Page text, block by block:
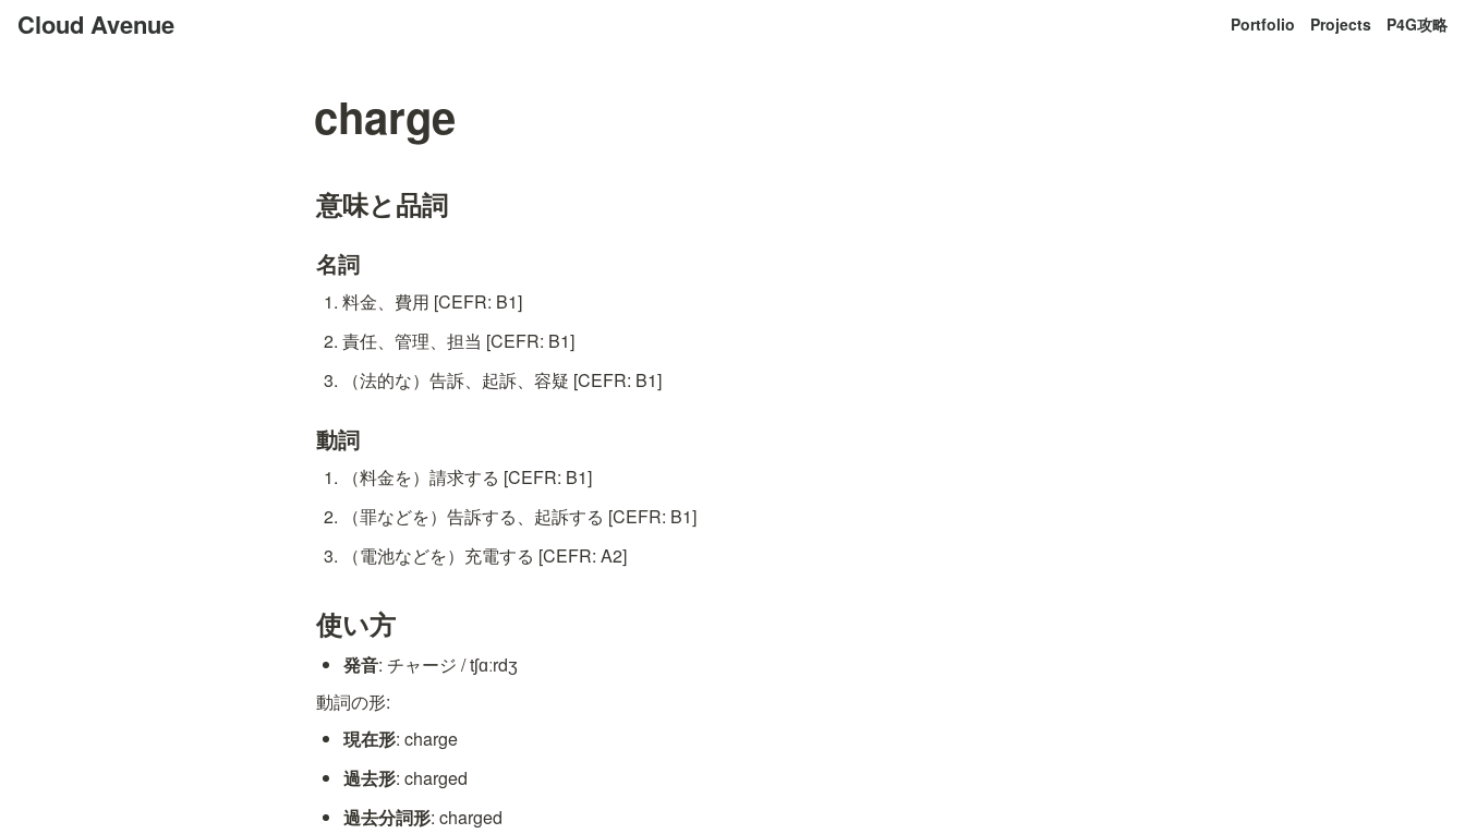
Cloud Avenue Portfolio Projects P4G攻略
charge
意味と品詞
名詞
料金、費用 [CEFR: B1]
責任、管理、担当 [CEFR: B1]
（法的な）告訴、起訴、容疑 [CEFR: B1]
動詞
（料金を）請求する [CEFR: B1]
（罪などを）告訴する、起訴する [CEFR: B1]
（電池などを）充電する [CEFR: A2]
使い方
発音: チャージ / tʃɑːrdʒ
動詞の形:
現在形: charge
過去形: charged
過去分詞形: charged